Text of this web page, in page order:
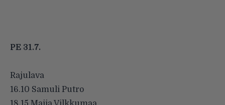
PE 31.7.
Rajulava
16.10 Samuli Putro